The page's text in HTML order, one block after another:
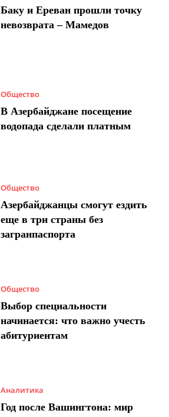
Баку и Ереван прошли точку
невозврата – Мамедов
Общество
В Азербайджане посещение
водопада сделали платным
Общество
Азербайджанцы смогут ездить
еще в три страны без
загранпаспорта
Общество
Выбор специальности
начинается: что важно учесть
абитуриентам
Аналитика
Год после Вашингтона: мир